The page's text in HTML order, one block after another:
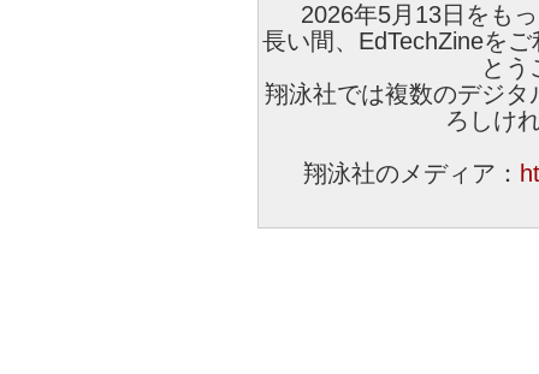
2026年5月13日をも
長い間、EdTechZineを
とう
翔泳社では複数のデジ
ろしけ
翔泳社のメディア：